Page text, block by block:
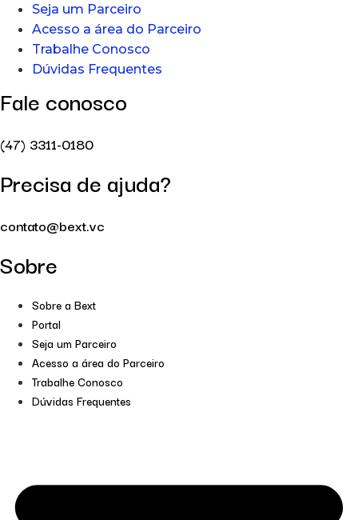
Seja um Parceiro
Acesso a área do Parceiro
Trabalhe Conosco
Dúvidas Frequentes
Fale conosco
(47) 3311-0180
Precisa de ajuda?
contato@bext.vc
Sobre
Sobre a Bext
Portal
Seja um Parceiro
Acesso a área do Parceiro
Trabalhe Conosco
Dúvidas Frequentes